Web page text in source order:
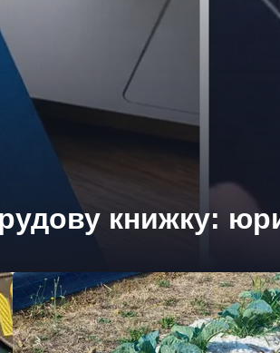
книжку: